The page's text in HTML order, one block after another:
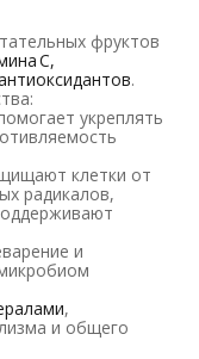
фруктов
C,
.
укреплять
клетки от
радикалов,
и
,
и общего